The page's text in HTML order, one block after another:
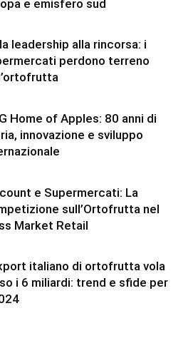
e emisfero sud
leadership alla rincorsa: i
perdono terreno
Home of Apples: 80 anni di
innovazione e sviluppo
e Supermercati: La
sull’Ortofrutta nel
Market Retail
italiano di ortofrutta vola
i 6 miliardi: trend e sfide per